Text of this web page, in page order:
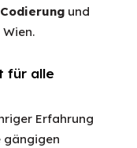
und
Wien.
für alle
Erfahrung
gängigen